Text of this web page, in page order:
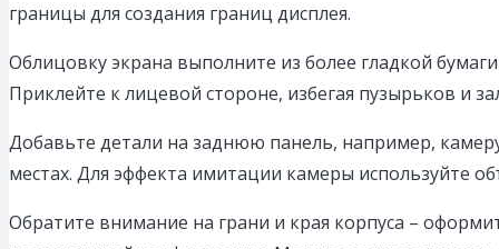
границы для создания границ дисплея.
Облицовку экрана выполните из более гладкой
Приклейте к лицевой стороне, избегая пузырьков и
Добавьте детали на заднюю панель, например,
местах. Для эффекта имитации камеры используйте
Обратите внимание на грани и края корпуса –